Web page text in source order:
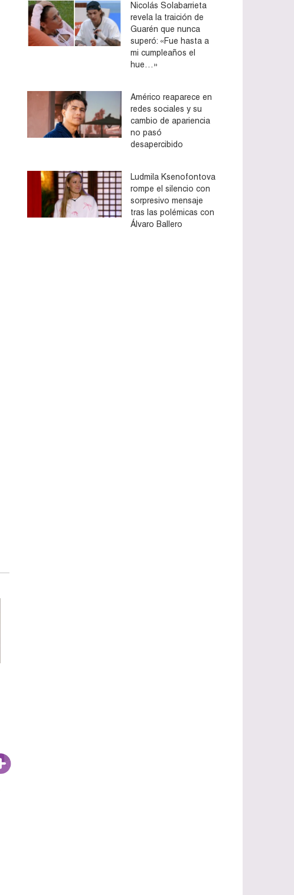
Nicolás Solabarrieta
revela la traición de
Guarén que nunca
superó: «Fue hasta a
mi cumpleaños el
hue…»
Américo reaparece en
redes sociales y su
cambio de apariencia
no pasó
desapercibido
Ludmila Ksenofontova
rompe el silencio con
sorpresivo mensaje
tras las polémicas con
Álvaro Ballero